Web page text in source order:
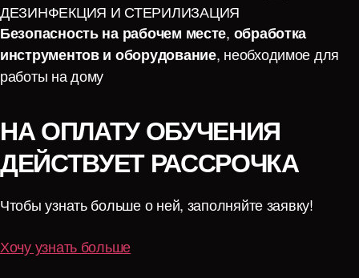
ДЕЗИНФЕКЦИЯ И СТЕРИЛИЗАЦИЯ
Безопасность на рабочем месте, обработка
инструментов и оборудование, необходимое для
работы на дому
НА ОПЛАТУ ОБУЧЕНИЯ
ДЕЙСТВУЕТ РАССРОЧКА
Чтобы узнать больше о ней, заполняйте заявку!
Хочу узнать больше